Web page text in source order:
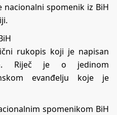
nacionalni spomenik iz BiH
rukopis koji je napisan
Riječ je o jedinom
evanđelju koje je
spomenikom BiH